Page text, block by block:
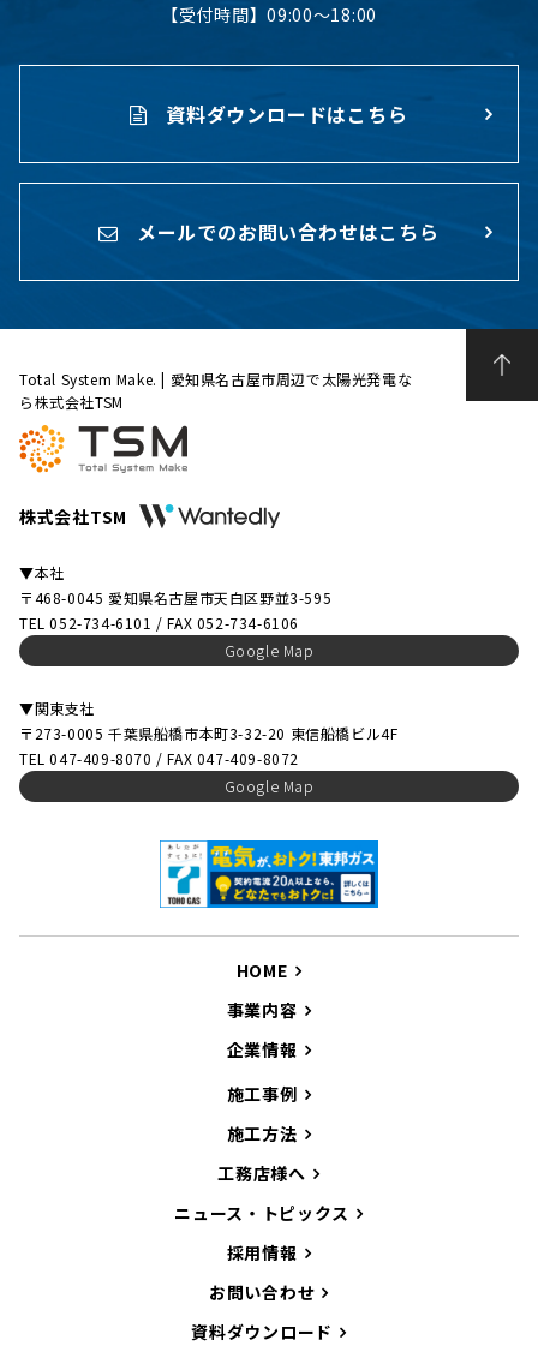
【受付時間】09:00〜18:00
資料ダウンロードはこちら
メールでのお問い合わせはこちら
Total System Make. | 愛知県名古屋市周辺で太陽光発電な
ら株式会社TSM
株式会社TSM
▼本社
〒468-0045 愛知県名古屋市天白区野並3-595
TEL 052-734-6101 / FAX 052-734-6106
Google Map
▼関東支社
〒273-0005 千葉県船橋市本町3-32-20 東信船橋ビル4F
TEL 047-409-8070 / FAX 047-409-8072
Google Map
HOME
事業内容
企業情報
施工事例
施工方法
工務店様へ
ニュース・トピックス
採用情報
お問い合わせ
資料ダウンロード